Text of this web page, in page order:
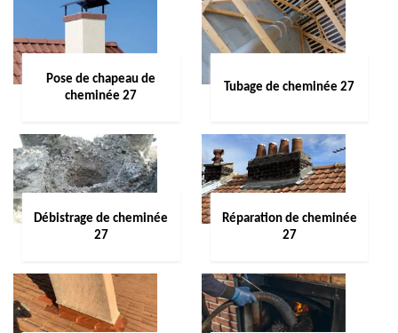
Pose de chapeau de
cheminée 27
Tubage de cheminée 27
Débistrage de cheminée
27
Réparation de cheminée
27